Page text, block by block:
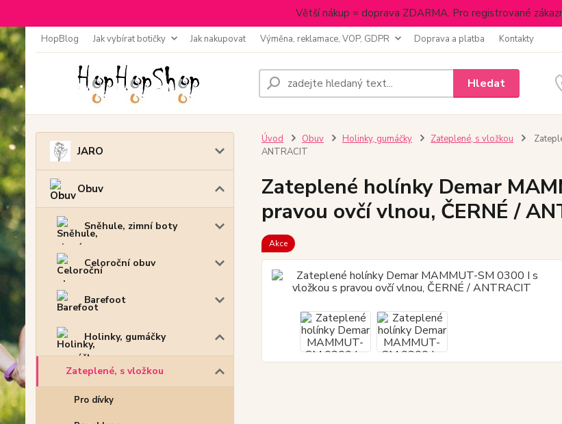
Větší nákup = doprava ZDARMA. Pro registrované
HopBlog Jak vybírat botičky Jak nakupovat Výměna, reklamace, VOP, GDPR Doprava a platba Kontakty
Hledat
JARO
Obuv
Sněhule, zimní boty
Celoroční obuv
Barefoot
Holinky, gumáčky
Zateplené, s vložkou
Pro dívky
Úvod Obuv Holinky, gumáčky Zateplené, s vložkou
ANTRACIT
Zateplené holínky Demar
pravou ovčí vlnou, ČERNÉ /
Akce